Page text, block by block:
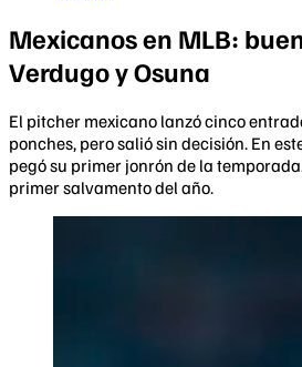
Mexicanos en MLB:
Verdugo y Osuna
El pitcher mexicano lanzó cinco
ponches, pero salió sin decisión. En
pegó su primer jonrón de la
primer salvamento del año.